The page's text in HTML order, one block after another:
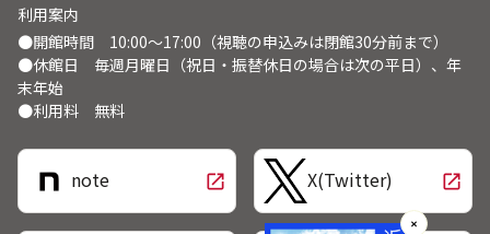
利用案内
●開館時間 10:00～17:00（視聴の申込みは閉館30分前まで）
●休館日 毎週月曜日（祝日・振替休日の場合は次の平日）、年
末年始
●利用料 無料
note open_in_new X(Twitter) open_in_new
✕